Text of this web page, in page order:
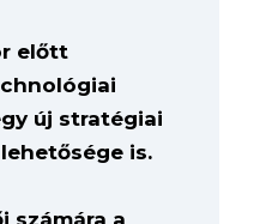
előtt
új stratégiai
is.
számára a